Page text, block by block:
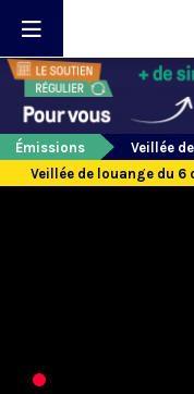
Émissions
Veillée
Veillée de louange du 6